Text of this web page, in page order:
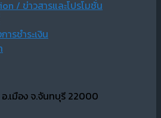
/ ข่าวสารและโปรโมชั่น
รชำระเงิน
.เมือง จ.จันทบุรี 22000